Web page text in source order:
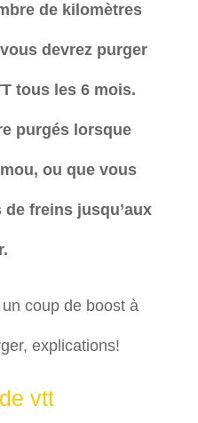
de kilomètres
devrez purger
tous les 6 mois.
purgés lorsque
ou que vous
freins jusqu’aux
coup de boost à
explications!
vtt